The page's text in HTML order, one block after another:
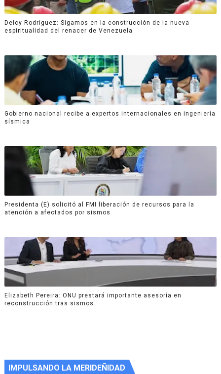
Delcy Rodríguez: Sigamos en la construcción de la nueva
espiritualidad del renacer de Venezuela
Gobierno nacional recibe a expertos internacionales en ingeniería
sísmica
Presidenta (E) solicitó al FMI liberación de recursos para la
atención a afectados por sismos
Elizabeth Pereira: ONU prestará importante asesoría en
reconstrucción tras sismos
IMPULSANDO LA MERIDEÑIDAD